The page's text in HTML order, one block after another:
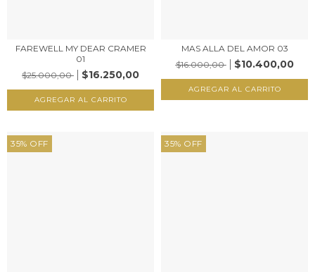
FAREWELL MY DEAR CRAMER
01
$25.000,00
$16.250,00
MAS ALLA DEL AMOR 03
$16.000,00
$10.400,00
35% OFF 35% OFF